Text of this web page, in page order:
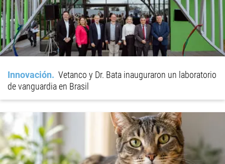
Innovación
Vetanco y Dr. Bata inauguraron un laboratorio
de vanguardia en Brasil